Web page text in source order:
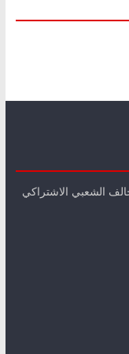
الشعبي الاشتراكي